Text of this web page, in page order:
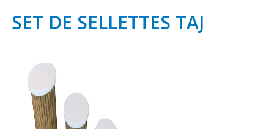
SET DE SELLETTES TAJ